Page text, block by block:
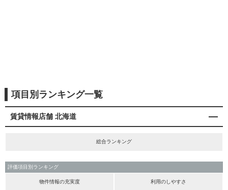
項目別ランキング一覧
賃貸情報店舗 北海道
総合ランキング
評価項目別ランキング
物件情報の充実度 利用のしやすさ